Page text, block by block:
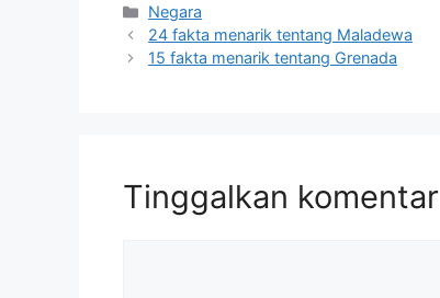
Kategori
Negara
24 fakta menarik tentang Maladewa
15 fakta menarik tentang Grenada
Tinggalkan komentar